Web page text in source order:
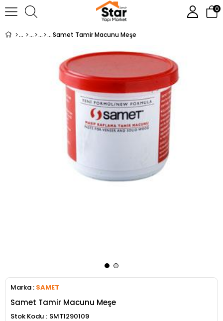
0
Samet Tamir Macunu Meşe
Marka : SAMET
Samet Tamir Macunu Meşe
Stok Kodu
SMT1290109